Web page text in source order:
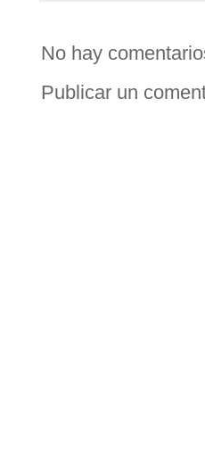
No hay
Publicar un